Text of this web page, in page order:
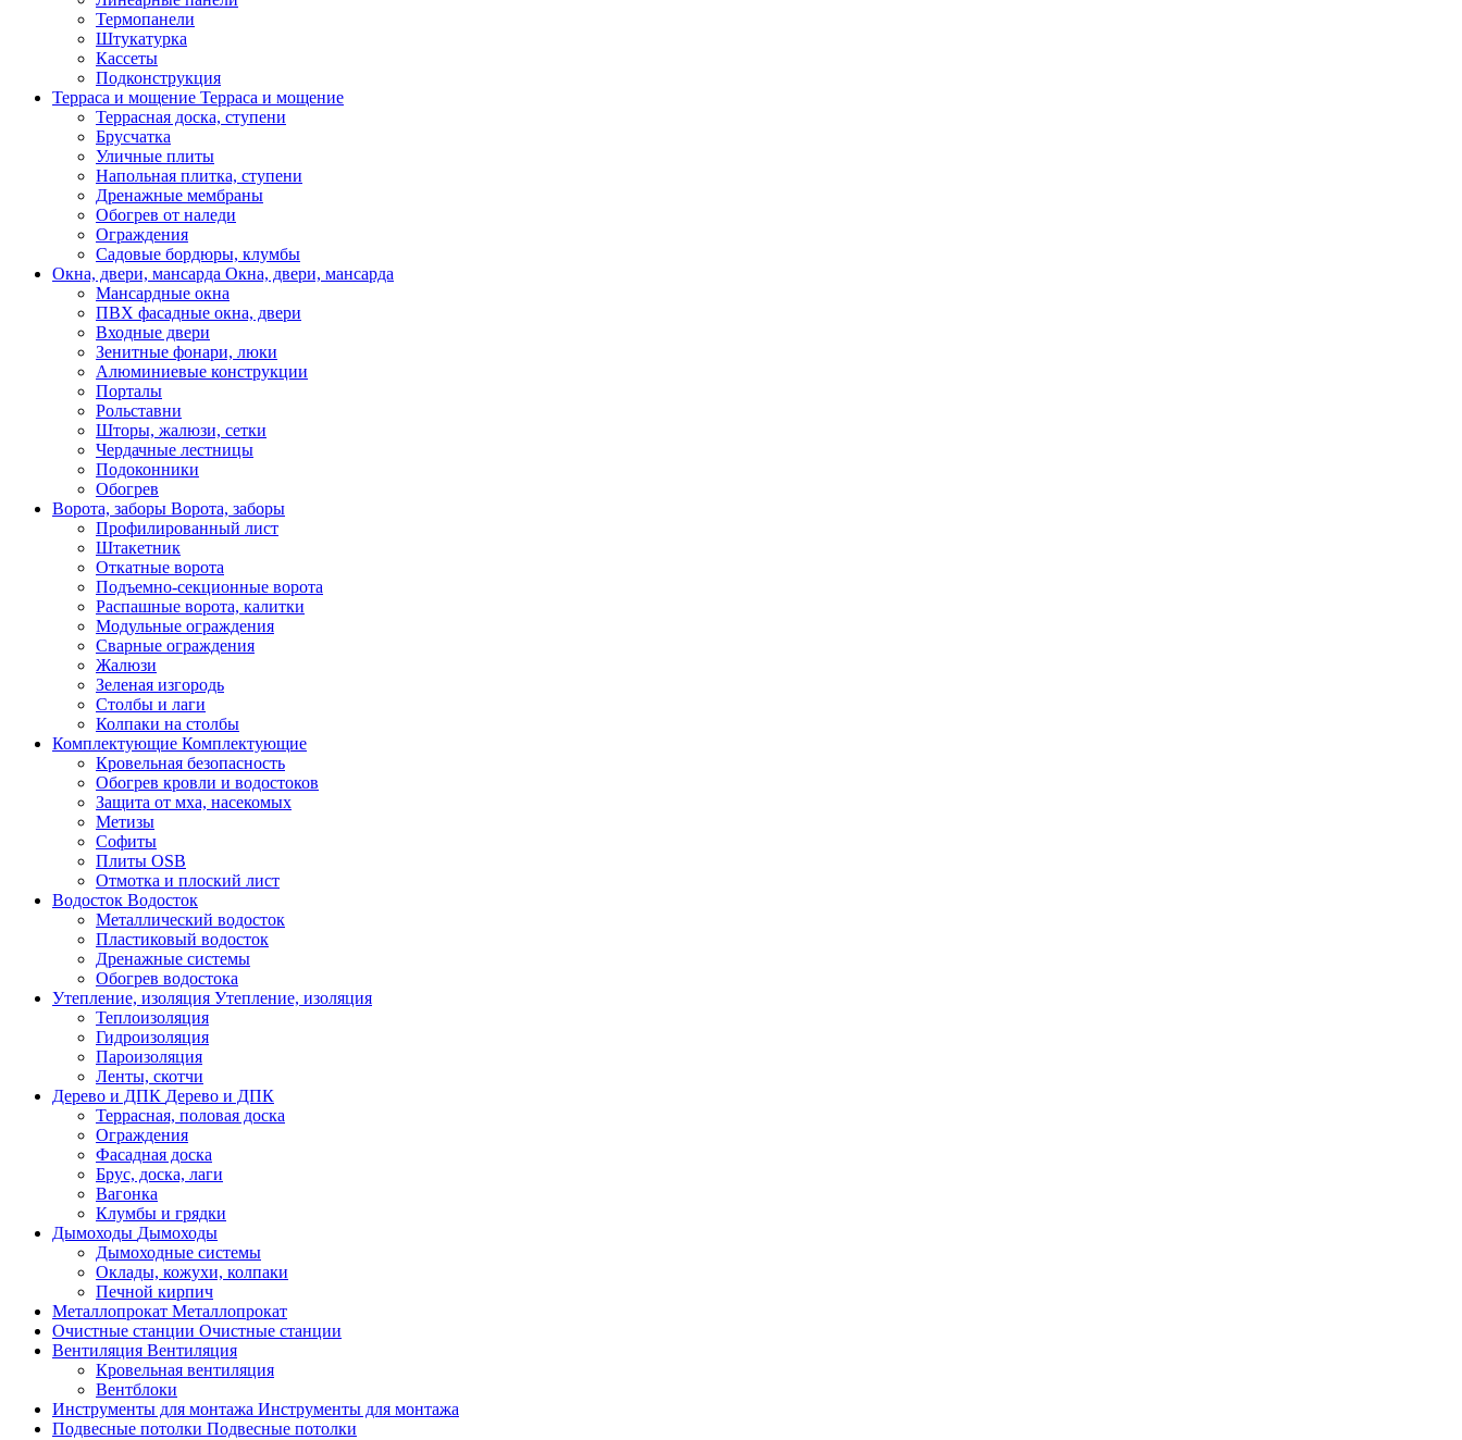
Термопанели
Штукатурка
Кассеты
Подконструкция
Терраса и мощение Терраса и мощение
Террасная доска, ступени
Брусчатка
Уличные плиты
Напольная плитка, ступени
Дренажные мембраны
Обогрев от наледи
Ограждения
Садовые бордюры, клумбы
Окна, двери, мансарда Окна, двери, мансарда
Мансардные окна
ПВХ фасадные окна, двери
Входные двери
Зенитные фонари, люки
Алюминиевые конструкции
Порталы
Рольставни
Шторы, жалюзи, сетки
Чердачные лестницы
Подоконники
Обогрев
Ворота, заборы Ворота, заборы
Профилированный лист
Штакетник
Откатные ворота
Подъемно-секционные ворота
Распашные ворота, калитки
Модульные ограждения
Сварные ограждения
Жалюзи
Зеленая изгородь
Столбы и лаги
Колпаки на столбы
Комплектующие Комплектующие
Кровельная безопасность
Обогрев кровли и водостоков
Защита от мха, насекомых
Метизы
Софиты
Плиты OSB
Отмотка и плоский лист
Водосток Водосток
Металлический водосток
Пластиковый водосток
Дренажные системы
Обогрев водостока
Утепление, изоляция Утепление, изоляция
Теплоизоляция
Гидроизоляция
Пароизоляция
Ленты, скотчи
Дерево и ДПК Дерево и ДПК
Террасная, половая доска
Ограждения
Фасадная доска
Брус, доска, лаги
Вагонка
Клумбы и грядки
Дымоходы Дымоходы
Дымоходные системы
Оклады, кожухи, колпаки
Печной кирпич
Металлопрокат Металлопрокат
Очистные станции Очистные станции
Вентиляция Вентиляция
Кровельная вентиляция
Вентблоки
Инструменты для монтажа Инструменты для монтажа
Подвесные потолки Подвесные потолки